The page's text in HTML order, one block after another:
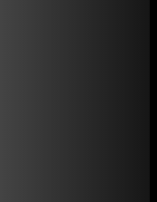
zu diesem Modell!